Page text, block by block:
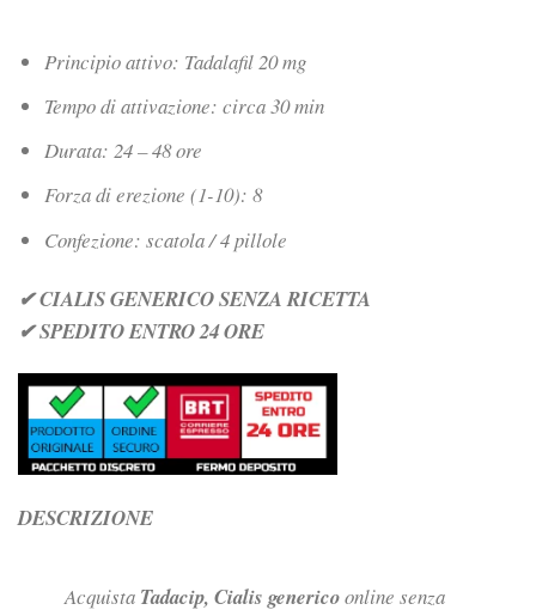
Principio attivo: Tadalafil 20 mg
Tempo di attivazione: circa 30 min
Durata: 24 – 48 ore
Forza di erezione (1-10): 8
Confezione: scatola / 4 pillole
✔ CIALIS GENERICO SENZA RICETTA
✔ SPEDITO ENTRO 24 ORE
DESCRIZIONE
Acquista Tadacip, Cialis genericoonline senza